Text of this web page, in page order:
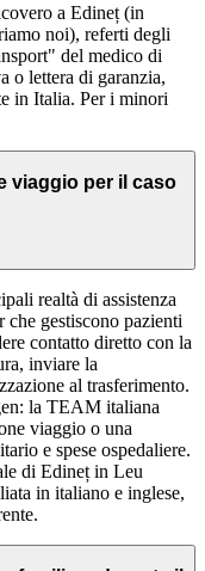
a Edineț (in
noi), referti degli
del medico di
o lettera di garanzia,
in Italia. Per i minori
viaggio per il caso
realtà di assistenza
gestiscono pazienti
contatto diretto con la
inviare la
al trasferimento.
la TEAM italiana
viaggio o una
e spese ospedaliere.
di Edineț in Leu
in italiano e inglese,